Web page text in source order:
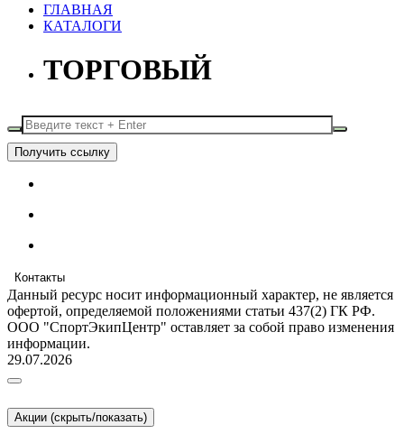
ГЛАВНАЯ
КАТАЛОГИ
ТОРГОВЫЙ
Получить ссылку
Контакты
Данный ресурс носит информационный характер, не является
офертой, определяемой положениями статьи 437(2) ГК РФ.
ООО "СпортЭкипЦентр" оставляет за собой право изменения
информации.
29.07.2026
Акции (скрыть/показать)